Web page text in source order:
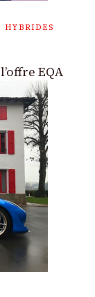
HYBRIDES
EQA